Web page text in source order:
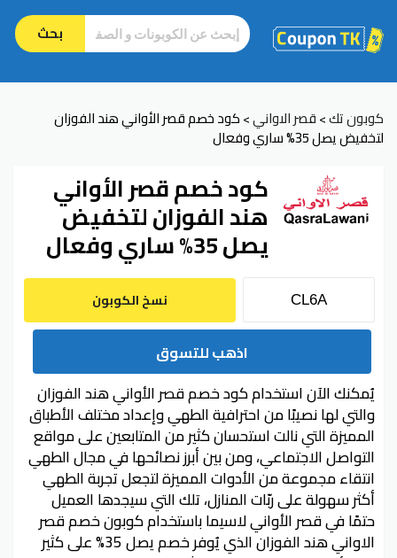
بحث
كوبون تك>قصر الاواني>كود خصم قصر الأواني هند الفوزان
لتخفيض يصل 35% ساري وفعال
كود خصم قصر الأواني
هند الفوزان لتخفيض
يصل 35% ساري وفعال
نسخ الكوبون
اذهب للتسوق
يُمكنك الآن استخدام كود خصم قصر الأواني هند الفوزان
والتي لها نصيبًا من احترافية الطهي وإعداد مختلف الأطباق
المميزة التي نالت استحسان كثير من المتابعين على مواقع
التواصل الاجتماعي، ومن بين أبرز نصائحها في مجال الطهي
انتقاء مجموعة من الأدوات المميزة لتجعل تجربة الطهي
أكثر سهولة على ربّات المنازل، تلك التي سيجدها العميل
حتمًا في قصر الأواني لاسيما باستخدام كوبون خصم قصر
الاواني هند الفوزان الذي يُوفر خصم يصل 35% على كثير